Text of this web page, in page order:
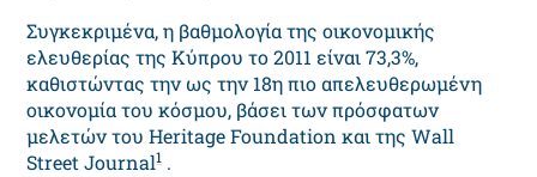
Συγκεκριμένα, η βαθμολογία της οικονομικής
ελευθερίας της Κύπρου το 2011 είναι 73,3%,
καθιστώντας την ως την 18η πιο απελευθερωμένη
οικονομία του κόσμου, βάσει των πρόσφατων
μελετών του Heritage Foundation και της Wall
Street Journal1.